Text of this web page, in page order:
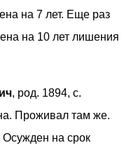
на 7 лет. Еще раз
на 10 лет лишения
, род. 1894, с.
Проживал там же.
Осужден на срок